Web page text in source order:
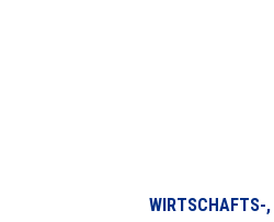
WIRTSCHAFTS-